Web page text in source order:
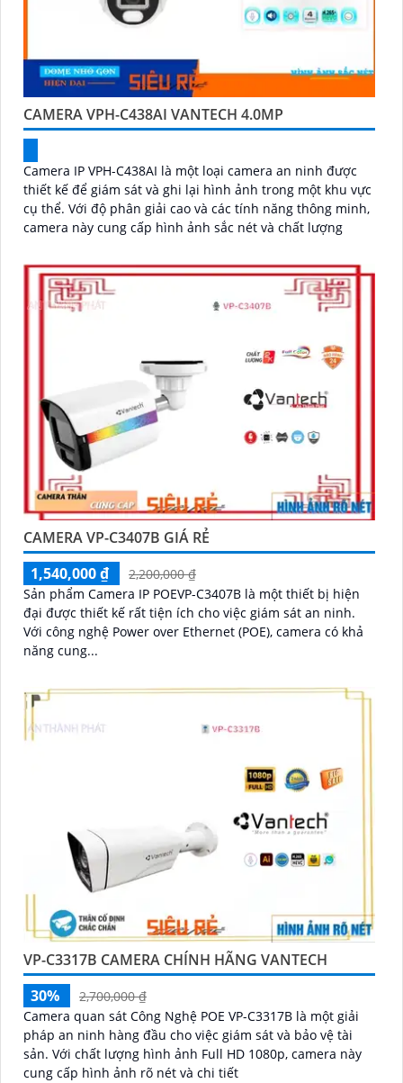
CAMERA VPH-C438AI VANTECH 4.0MP
Camera IP VPH-C438AI là một loại camera an ninh được
thiết kế để giám sát và ghi lại hình ảnh trong một khu vực
cụ thể. Với độ phân giải cao và các tính năng thông minh,
camera này cung cấp hình ảnh sắc nét và chất lượng
CAMERA VP-C3407B GIÁ RẺ
1,540,000 ₫
2,200,000 ₫
Sản phẩm Camera IP POEVP-C3407B là một thiết bị hiện
đại được thiết kế rất tiện ích cho việc giám sát an ninh.
Với công nghệ Power over Ethernet (POE), camera có khả
năng cung...
VP-C3317B CAMERA CHÍNH HÃNG VANTECH
30%
2,700,000 ₫
Camera quan sát Công Nghệ POE VP-C3317B là một giải
pháp an ninh hàng đầu cho việc giám sát và bảo vệ tài
sản. Với chất lượng hình ảnh Full HD 1080p, camera này
cung cấp hình ảnh rõ nét và chi tiết